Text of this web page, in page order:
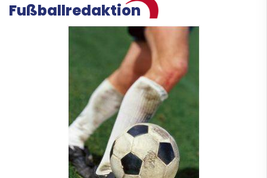
Fußballredaktion